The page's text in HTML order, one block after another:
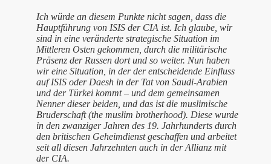
Ich würde an diesem Punkte nicht sagen, dass die
Hauptführung von ISIS der CIA ist. Ich glaube, wir
sind in eine veränderte strategische Situation im
Mittleren Osten gekommen, durch die militärische
Präsenz der Russen dort und so weiter. Nun haben
wir eine Situation, in der der entscheidende Einfluss
auf ISIS oder Daesh in der Tat von Saudi-Arabien
und der Türkei kommt – und dem gemeinsamen
Nenner dieser beiden, und das ist die muslimische
Bruderschaft (the muslim brotherhood). Diese wurde
in den zwanziger Jahren des 19. Jahrhunderts durch
den britischen Geheimdienst geschaffen und arbeitet
seit all diesen Jahrzehnten auch in der Allianz mit
der CIA.